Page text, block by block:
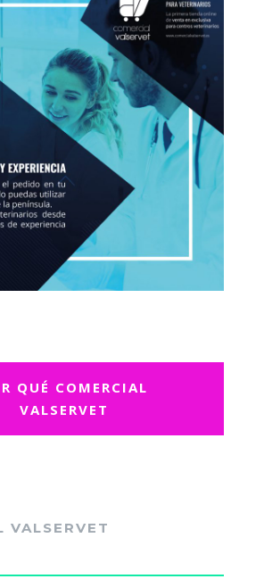
QUÉ COMERCIAL
VALSERVET
VALSERVET